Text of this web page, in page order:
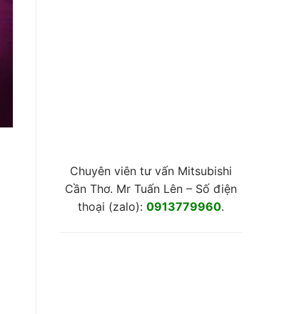
Chuyên viên tư vấn Mitsubishi
Cần Thơ. Mr Tuấn Lên – Số điện
thoại (zalo): 0913779960.